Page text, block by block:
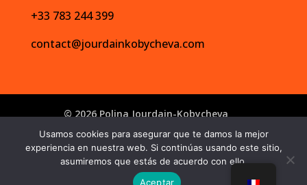
+33 783 244 399
contact@jourdainkobycheva.com
© 2026 Polina Jourdain-Kobycheva
Mentions légales
Conditions générales de vente
Boutique
Politique de confidentialité
Contact
Usamos cookies para asegurar que te damos la mejor
experiencia en nuestra web. Si continúas usando este sitio,
asumiremos que estás de acuerdo con ello.
Aceptar